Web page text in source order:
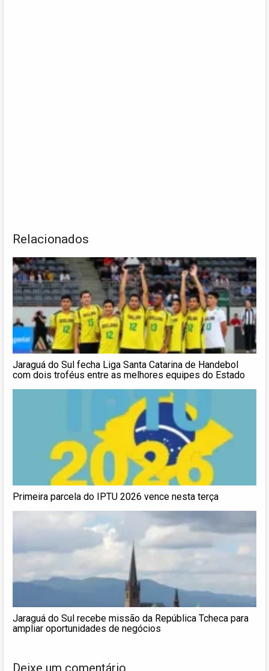
Relacionados
Jaraguá do Sul fecha Liga Santa Catarina de Handebol
com dois troféus entre as melhores equipes do Estado
Primeira parcela do IPTU 2026 vence nesta terça
Jaraguá do Sul recebe missão da República Tcheca para
ampliar oportunidades de negócios
Deixe um comentário